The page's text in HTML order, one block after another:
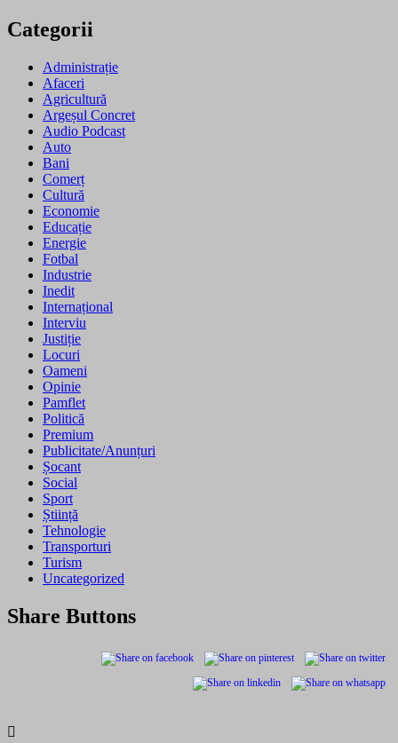
Categorii
Administrație
Afaceri
Agricultură
Argeșul Concret
Audio Podcast
Auto
Bani
Comerț
Cultură
Economie
Educație
Energie
Fotbal
Industrie
Inedit
Internațional
Interviu
Justiție
Locuri
Oameni
Opinie
Pamflet
Politică
Premium
Publicitate/Anunțuri
Șocant
Social
Sport
Știință
Tehnologie
Transporturi
Turism
Uncategorized
Share Buttons